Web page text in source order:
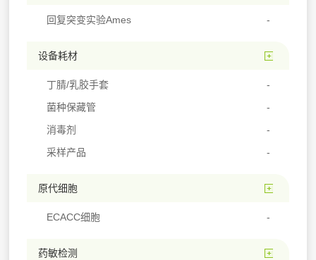
回复突变实验Ames
设备耗材
丁腈/乳胶手套
菌种保藏管
消毒剂
采样产品
原代细胞
ECACC细胞
药敏检测